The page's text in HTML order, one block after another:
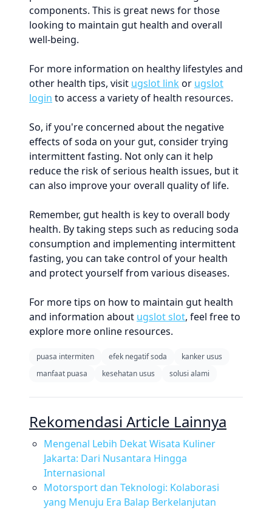
components. This is great news for those
looking to maintain gut health and overall
well-being.
For more information on healthy lifestyles and
other health tips, visit ugslot link or ugslot
login to access a variety of health resources.
So, if you're concerned about the negative
effects of soda on your gut, consider trying
intermittent fasting. Not only can it help
reduce the risk of serious health issues, but it
can also improve your overall quality of life.
Remember, gut health is key to overall body
health. By taking steps such as reducing soda
consumption and implementing intermittent
fasting, you can take control of your health
and protect yourself from various diseases.
For more tips on how to maintain gut health
and information about ugslot slot, feel free to
explore more online resources.
puasa intermiten efek negatif soda
kanker usus
manfaat puasa
kesehatan usus solusi alami
Rekomendasi Article Lainnya
Mengenal Lebih Dekat Wisata Kuliner
Jakarta: Dari Nusantara Hingga
Internasional
Motorsport dan Teknologi: Kolaborasi
yang Menuju Era Balap Berkelanjutan